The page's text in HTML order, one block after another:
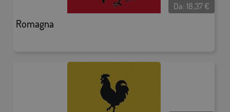
Romagna
Da:18,37€